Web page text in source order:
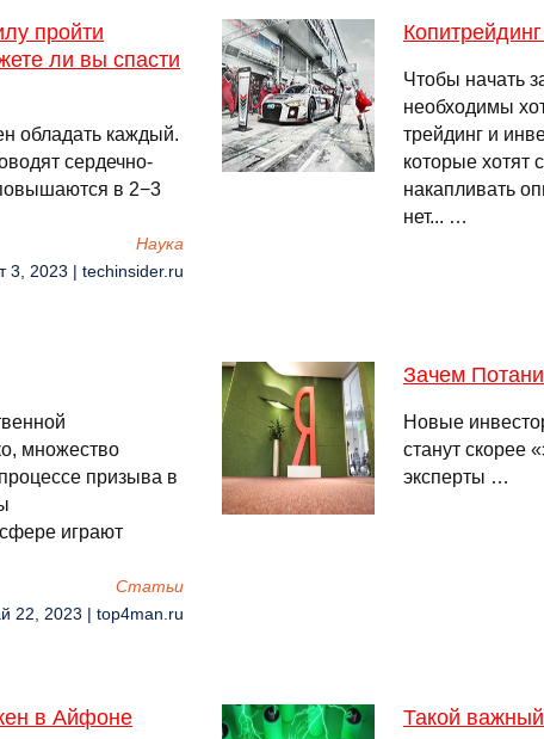
пройти
ли вы спасти
обладать каждый.
сердечно-
в 2−3
Наука
3, 2023 | techinsider.ru
Чтобы начать
необходимы
трейдинг и
которые хотят
накапливать
нет... …
множество
призыва в
играют
Cтатьи
22, 2023 | top4man.ru
Зачем
Новые
станут скорее
эксперты …
в Айфоне Такой